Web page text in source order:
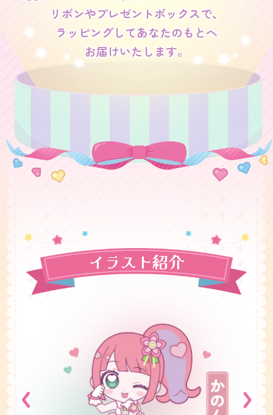
リボンやプレゼントボックスで、
ラッピングしてあなたのもとへ
お届けいたします。
イラスト紹介